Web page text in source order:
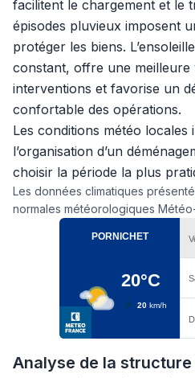
facilitent le chargement et le
épisodes pluvieux imposent
protéger les biens.
constant, offre une meilleure
interventions et favorise un
confortable des opérations.
Les conditions météo
l’organisation d’un
choisir la période la plus
Les données climatiques
normales météorologiques
Analyse de la